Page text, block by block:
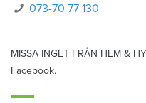
073-70 77 130
MISSA INGET FRÅN HEM &
Facebook.